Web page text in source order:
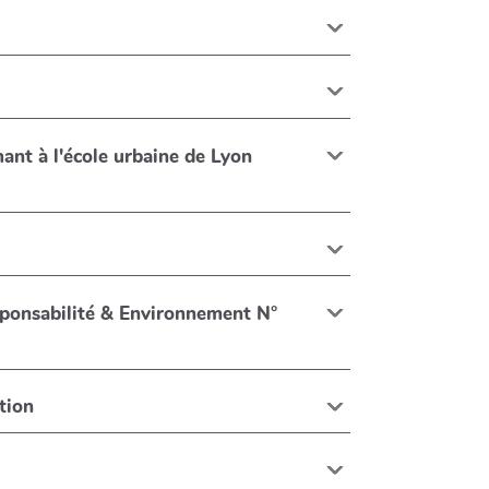
à l'école urbaine de Lyon